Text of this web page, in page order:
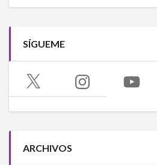
SÍGUEME
X Instagram YouTube
ARCHIVOS